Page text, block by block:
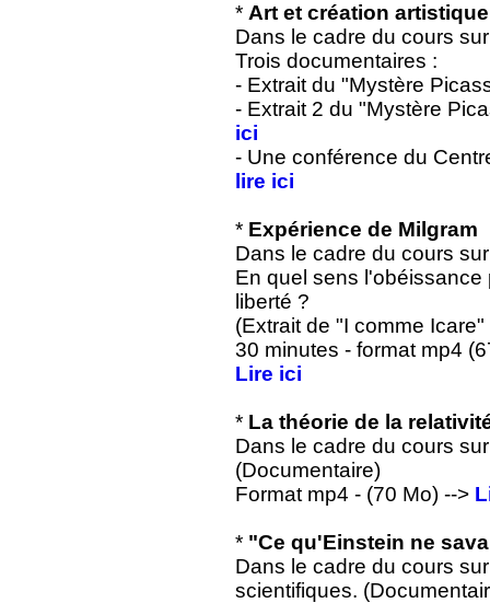
* Art et création artistique
Dans le cadre du cours
Trois documentaires :
- Extrait du "Mystère
- Extrait 2 du "Mystère
ici
- Une conférence du
lire ici
* Expérience de Milgram
Dans le cadre du cours
En quel sens
liberté ?
(Extrait de "I comme
30 minutes - format mp4
Lire ici
* La théorie de la
Dans le cadre du cours
(Documentaire)
Format mp4 - (70 Mo) -->
* "Ce qu'Einstein ne
Dans le cadre du cours
scientifiques.